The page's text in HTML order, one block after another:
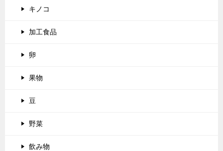
キノコ
加工食品
卵
果物
豆
野菜
飲み物